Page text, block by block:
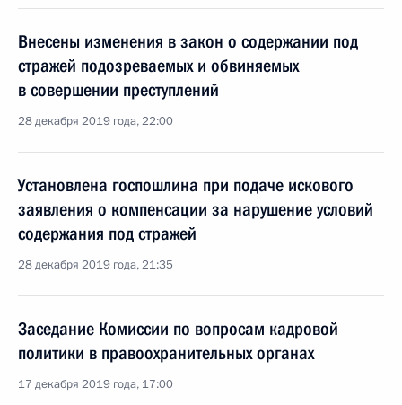
Внесены изменения в закон о содержании под
стражей подозреваемых и обвиняемых
в совершении преступлений
28 декабря 2019 года, 22:00
Установлена госпошлина при подаче искового
заявления о компенсации за нарушение условий
содержания под стражей
28 декабря 2019 года, 21:35
Заседание Комиссии по вопросам кадровой
политики в правоохранительных органах
17 декабря 2019 года, 17:00